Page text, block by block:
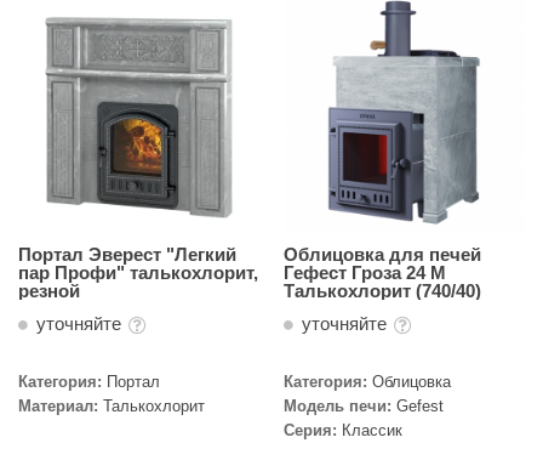
Портал Эверест "Легкий
пар Профи" талькохлорит,
резной
уточняйте
Категория: Портал
Материал: Талькохлорит
Облицовка для печей
Гефест Гроза 24 М
Талькохлорит (740/40)
уточняйте
Категория: Облицовка
Модель печи: Gefest
Серия: Классик